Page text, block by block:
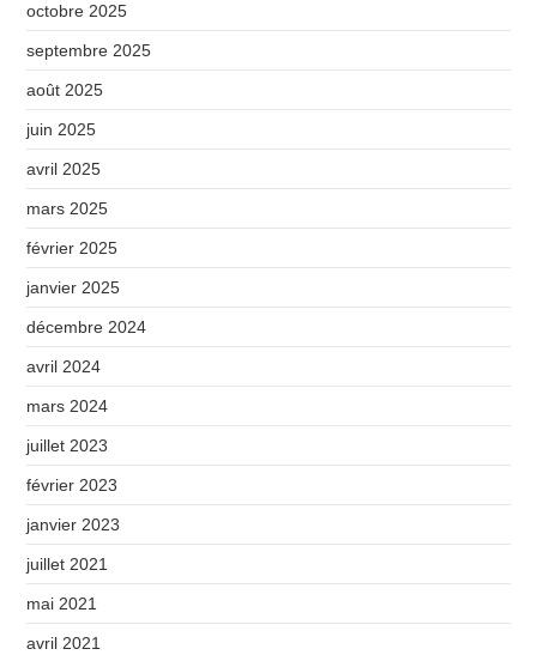
octobre 2025
septembre 2025
août 2025
juin 2025
avril 2025
mars 2025
février 2025
janvier 2025
décembre 2024
avril 2024
mars 2024
juillet 2023
février 2023
janvier 2023
juillet 2021
mai 2021
avril 2021